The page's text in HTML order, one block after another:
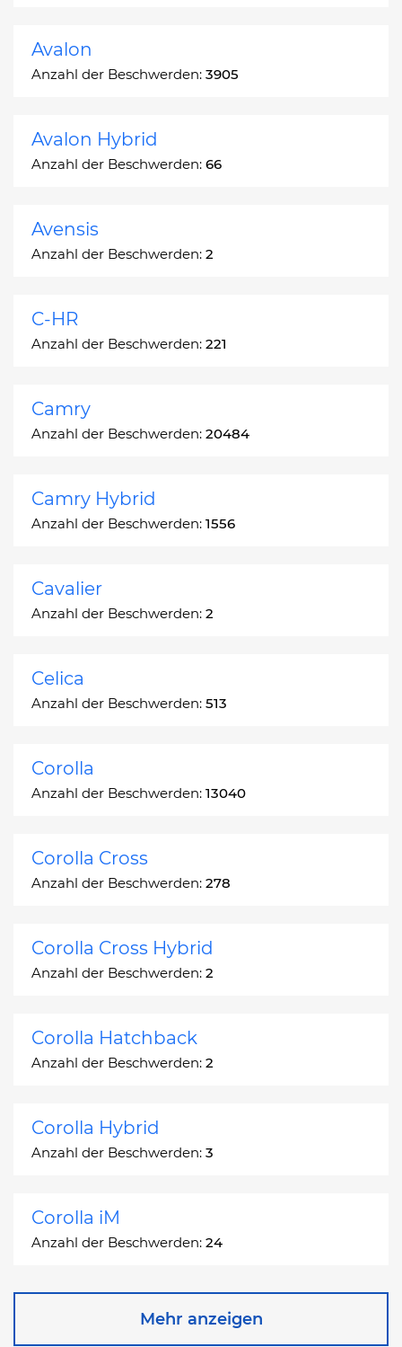
Avalon
Anzahl der Beschwerden: 3905
Avalon Hybrid
Anzahl der Beschwerden: 66
Avensis
Anzahl der Beschwerden: 2
C-HR
Anzahl der Beschwerden: 221
Camry
Anzahl der Beschwerden: 20484
Camry Hybrid
Anzahl der Beschwerden: 1556
Cavalier
Anzahl der Beschwerden: 2
Celica
Anzahl der Beschwerden: 513
Corolla
Anzahl der Beschwerden: 13040
Corolla Cross
Anzahl der Beschwerden: 278
Corolla Cross Hybrid
Anzahl der Beschwerden: 2
Corolla Hatchback
Anzahl der Beschwerden: 2
Corolla Hybrid
Anzahl der Beschwerden: 3
Corolla iM
Anzahl der Beschwerden: 24
Mehr anzeigen